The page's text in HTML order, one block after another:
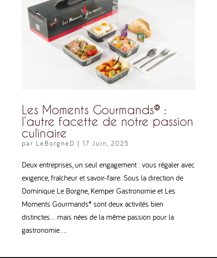
Les Moments Gourmands® :
l’autre facette de notre passion
culinaire
par LeBorgneD | 17 Juin, 2025
Deux entreprises, un seul engagement : vous régaler avec
exigence, fraîcheur et savoir-faire. Sous la direction de
Dominique Le Borgne, Kemper Gastronomie et Les
Moments Gourmands® sont deux activités bien
distinctes… mais nées de la même passion pour la
gastronomie....